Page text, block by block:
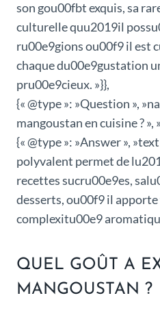
son gou00fbt exquis, sa
culturelle quu2019il
ru00e9gions ou00f9 il est
chaque du00e9gustation
pru00e9cieux. »}},
{« @type »: »Question »,
mangoustan en cuisine ?
{« @type »: »Answer »,
polyvalent permet de
recettes sucru00e9es,
desserts, ou00f9 il
complexitu00e9
QUEL GOÛT A
MANGOUSTAN ?